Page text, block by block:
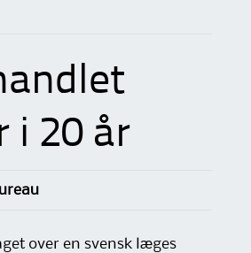
i 20 år
over en svensk læges